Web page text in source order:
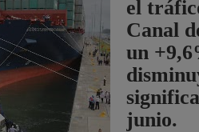
el
Canal
un
junio.